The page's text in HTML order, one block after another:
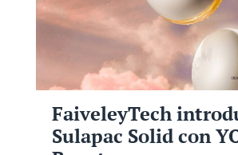
FaiveleyTech
Sulapac Solid con